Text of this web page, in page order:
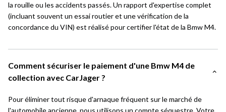
la rouille ou les accidents passés. Un rapport d'expertise complet
(incluant souvent un essai routier et une vérification de la
concordance du VIN) est réalisé pour certifier l'état de la Bmw M4.
Comment sécuriser le paiement d'une Bmw M4 de
collection avec CarJager ?
Pour éliminer tout risque d'arnaque fréquent sur le marché de
l'automobile ancienne, nous utilisons un compte séquestre. Votre